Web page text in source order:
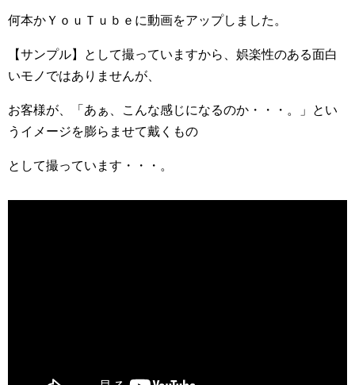
何本かＹｏｕＴｕｂｅに動画をアップしました。
【サンプル】として撮っていますから、娯楽性のある面白
いモノではありませんが、
お客様が、「あぁ、こんな感じになるのか・・・。」とい
うイメージを膨らませて戴くもの
として撮っています・・・。